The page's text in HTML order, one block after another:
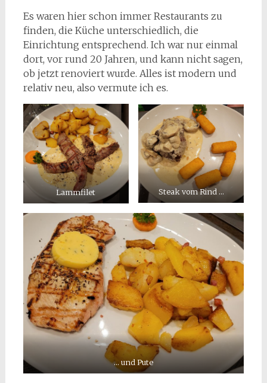
Es waren hier schon immer Restaurants zu
finden, die Küche unterschiedlich, die
Einrichtung entsprechend. Ich war nur einmal
dort, vor rund 20 Jahren, und kann nicht sagen,
ob jetzt renoviert wurde. Alles ist modern und
relativ neu, also vermute ich es.
Lammfilet Steak vom Rind …
… und Pute